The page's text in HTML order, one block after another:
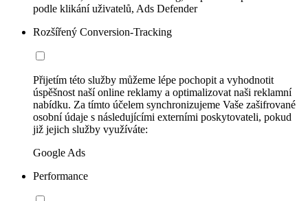
podle klikání uživatelů, Ads Defender
Rozšířený Conversion-Tracking
Přijetím této služby můžeme lépe pochopit a vyhodnotit
úspěšnost naší online reklamy a optimalizovat naši reklamní
nabídku. Za tímto účelem synchronizujeme Vaše zašifrované
osobní údaje s následujícími externími poskytovateli, pokud
již jejich služby využíváte:
Google Ads
Performance